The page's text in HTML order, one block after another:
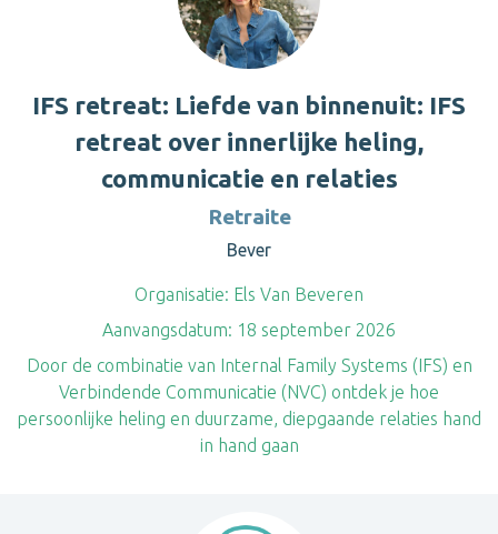
IFS retreat: Liefde van binnenuit: IFS
retreat over innerlijke heling,
communicatie en relaties
Retraite
Bever
Organisatie: Els Van Beveren
Aanvangsdatum: 18 september 2026
Door de combinatie van Internal Family Systems (IFS) en
Verbindende Communicatie (NVC) ontdek je hoe
persoonlijke heling en duurzame, diepgaande relaties hand
in hand gaan